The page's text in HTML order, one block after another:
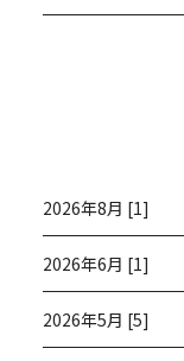
2026年8月 [1]
2026年6月 [1]
2026年5月 [5]